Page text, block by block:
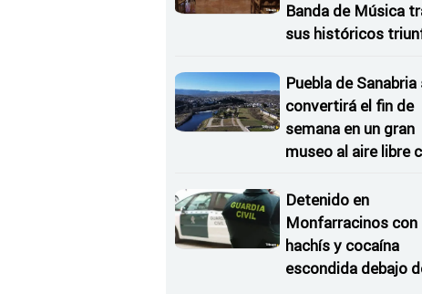
Banda de Música
sus históricos
Puebla de Sanabria
convertirá el fin de
semana en un gran
museo al aire libre
Detenido en
Monfarracinos con
hachís y cocaína
escondida debajo